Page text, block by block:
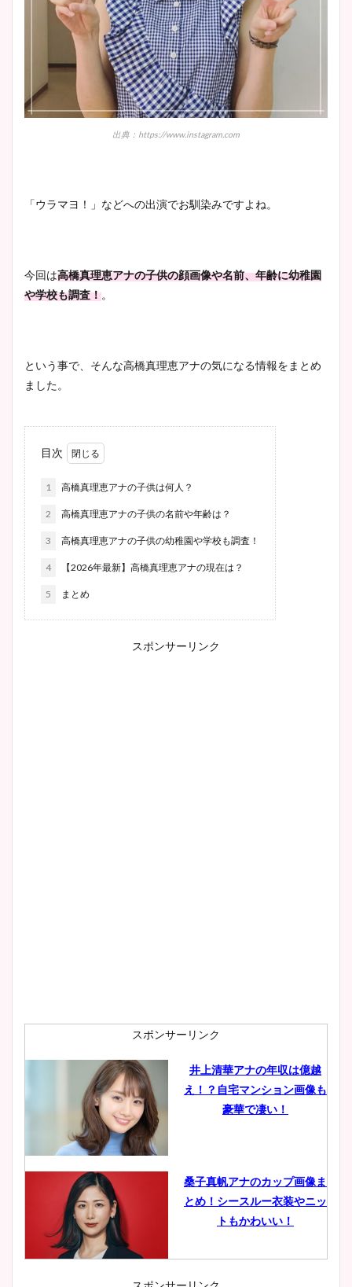
出典：https://www.instagram.com
「ウラマヨ！」などへの出演でお馴染みですよね。
今回は高橋真理恵アナの子供の顔画像や名前、年齢に幼稚園
や学校も調査！。
という事で、そんな高橋真理恵アナの気になる情報をまとめ
ました。
目次
1 高橋真理恵アナの子供は何人？
2 高橋真理恵アナの子供の名前や年齢は？
3 高橋真理恵アナの子供の幼稚園や学校も調査！
4 【2026年最新】高橋真理恵アナの現在は？
5 まとめ
スポンサーリンク
スポンサーリンク
井上清華アナの年収は億越
え！？自宅マンション画像も
豪華で凄い！
桑子真帆アナのカップ画像ま
とめ！シースルー衣装やニッ
トもかわいい！